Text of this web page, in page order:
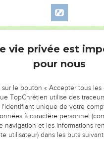
PAS
DE L’ANNÉE !
ERREURS POUVAIENT
VOTRES ?
vie privée est
pour nous
sur le bouton « Accepter tous les
TopChrétien utilise des
unique de votre
à caractère personnel
navigation et les informations
utilisateur) dans les buts